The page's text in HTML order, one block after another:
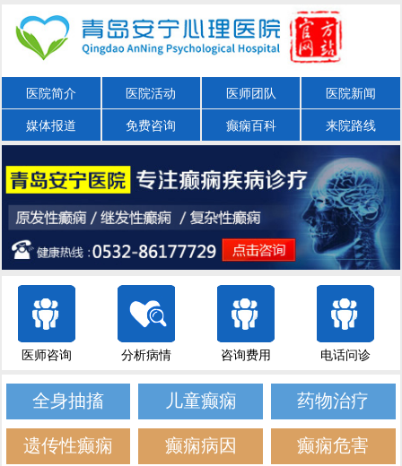
医院简介 医院活动 医师团队 医院新闻
媒体报道 免费咨询 癫痫百科 来院路线
医师咨询 分析病情 咨询费用 电话问诊
全身抽搐 儿童癫痫 药物治疗
遗传性癫痫 癫痫病因 癫痫危害